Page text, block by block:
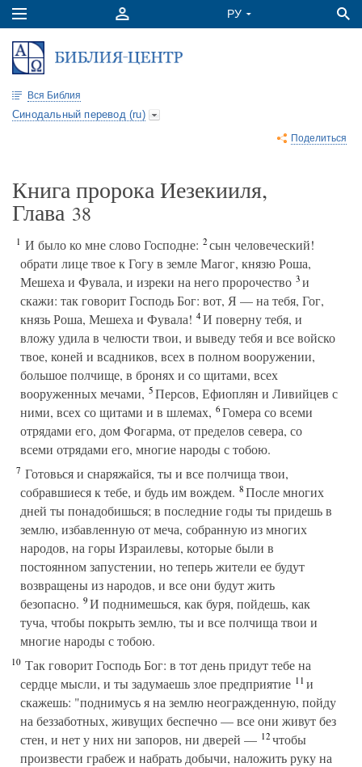
Вся Библия
Синодальный перевод (ru)
Поделиться
Книга пророка Иезекииля,
Глава 38
1 И было ко мне слово Господне: 2сын человеческий!
обрати лице твое к Гогу в земле Магог, князю Роша,
Мешеха и Фувала, и изреки на него пророчество 3и
скажи: так говорит Господь Бог: вот, Я — на тебя, Гог,
князь Роша, Мешеха и Фувала! 4И поверну тебя, и
вложу удила в челюсти твои, и выведу тебя и все войско
твое, коней и всадников, всех в полном вооружении,
большое полчище, в бронях и со щитами, всех
вооруженных мечами, 5Персов, Ефиоплян и Ливийцев с
ними, всех со щитами и в шлемах, 6Гомера со всеми
отрядами его, дом Фогарма, от пределов севера, со
всеми отрядами его, многие народы с тобою.
7 Готовься и снаряжайся, ты и все полчища твои,
собравшиеся к тебе, и будь им вождем. 8После многих
дней ты понадобишься; в последние годы ты придешь в
землю, избавленную от меча, собранную из многих
народов, на горы Израилевы, которые были в
постоянном запустении, но теперь жители ее будут
возвращены из народов, и все они будут жить
безопасно. 9И поднимешься, как буря, пойдешь, как
туча, чтобы покрыть землю, ты и все полчища твои и
многие народы с тобою.
10 Так говорит Господь Бог: в тот день придут тебе на
сердце мысли, и ты задумаешь злое предприятие 11и
скажешь: "поднимусь я на землю неогражденную, пойду
на беззаботных, живущих беспечно — все они живут без
стен, и нет у них ни запоров, ни дверей — 12чтобы
произвести грабеж и набрать добычи, наложить руку на